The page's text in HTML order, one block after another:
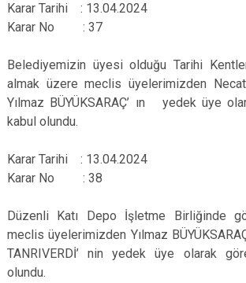
Karar Tarihi : 13.04.2024
Karar No : 37
Belediyemizin üyesi olduğu Tarihi
almak üzere meclis üyelerimizden Necati
Yılmaz BÜYÜKSARAÇ’ ın yedek üye
kabul olundu.
Karar Tarihi : 13.04.2024
Karar No : 38
Düzenli Katı Depo İşletme Birliğinde
meclis üyelerimizden Yılmaz
TANRIVERDİ’ nin yedek üye olarak
olundu.